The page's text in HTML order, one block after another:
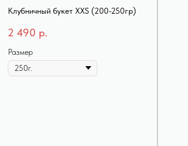
Клубничный букет XXS (200-250гр)
2 490 р.
Размер